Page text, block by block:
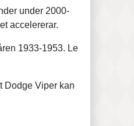
under 2000-
accelererar.
1933-1953. Le
Dodge Viper kan